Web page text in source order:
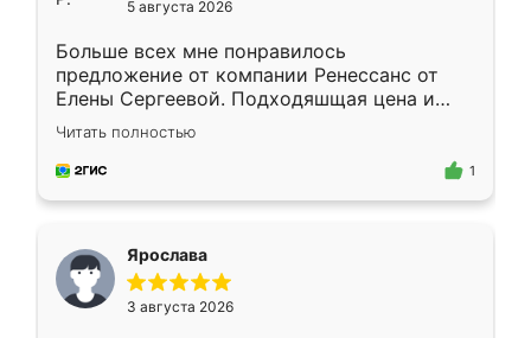
5 августа 2026
Больше всех мне понравилось
предложение от компании Ренессанс от
Елены Сергеевой. Подходяшщая цена и
короткие сроки изготовления. Приехавший
для замера сотрудник Владислав
предложил по моему эскизу самый
Читать полностью
1
Ярослава
3 августа 2026